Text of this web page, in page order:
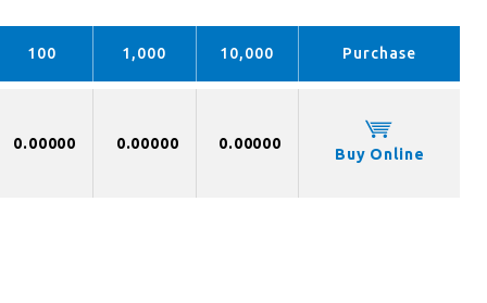
100 1,000 10,000 Purchase
0.00000 0.00000 0.00000
Buy Online